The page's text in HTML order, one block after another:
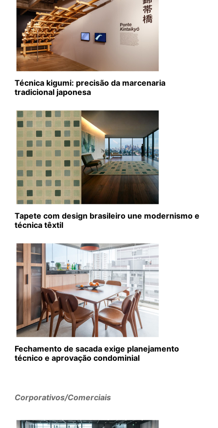
Técnica kigumi: precisão da marcenaria
tradicional japonesa
Tapete com design brasileiro une modernismo e
técnica têxtil
Fechamento de sacada exige planejamento
técnico e aprovação condominial
Corporativos/Comerciais